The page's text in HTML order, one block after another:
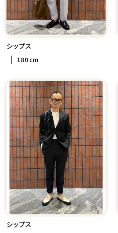
シップス
180cm
シップス